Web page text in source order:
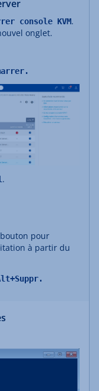
console KVM.
onglet.
.
pour
à partir du